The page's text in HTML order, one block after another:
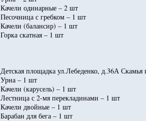
Качели одинарные – 2 шт
Песочница с гребком – 1 шт
Качели (балансир) – 1 шт
Горка скатная – 1 шт
Детская площадка ул.Лебеденко, д.36А Скамья
Урна – 1 шт
Качели (карусель) – 1 шт
Лестница с 2-мя перекладинами – 1 шт
Качели двойные – 1 шт
Барабан для бега – 1 шт